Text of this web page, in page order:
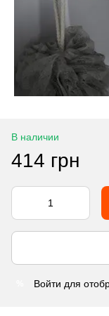
В наличии
414 грн
Войти для